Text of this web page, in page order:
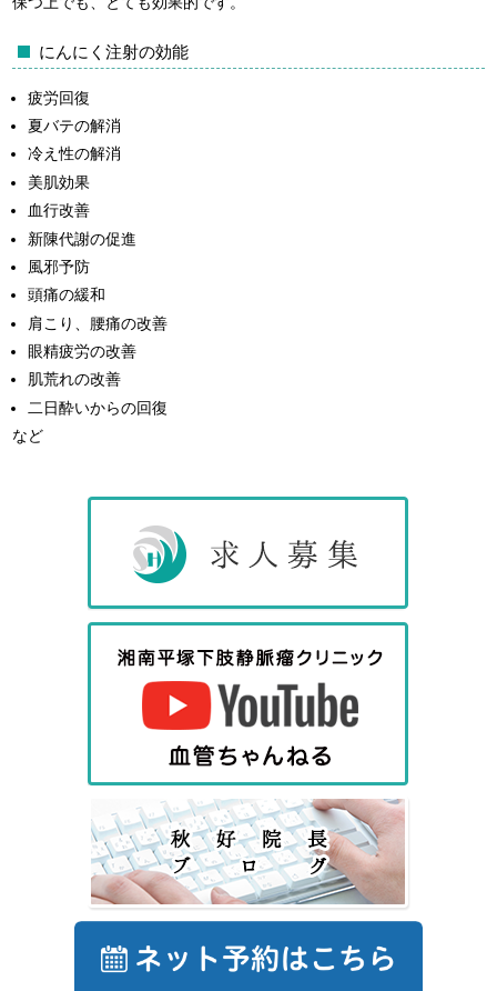
にんにく注射の効能
疲労回復
夏バテの解消
冷え性の解消
美肌効果
血行改善
新陳代謝の促進
風邪予防
頭痛の緩和
肩こり、腰痛の改善
眼精疲労の改善
肌荒れの改善
二日酔いからの回復
など